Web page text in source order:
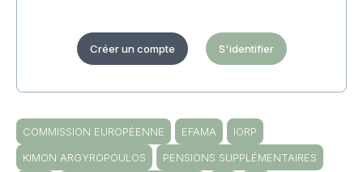
Créer un compte S'identifier
COMMISSION EUROPÉENNE EFAMA
IORP
KIMON ARGYROPOULOS
PENSIONS SUPPLÉMENTAIRES